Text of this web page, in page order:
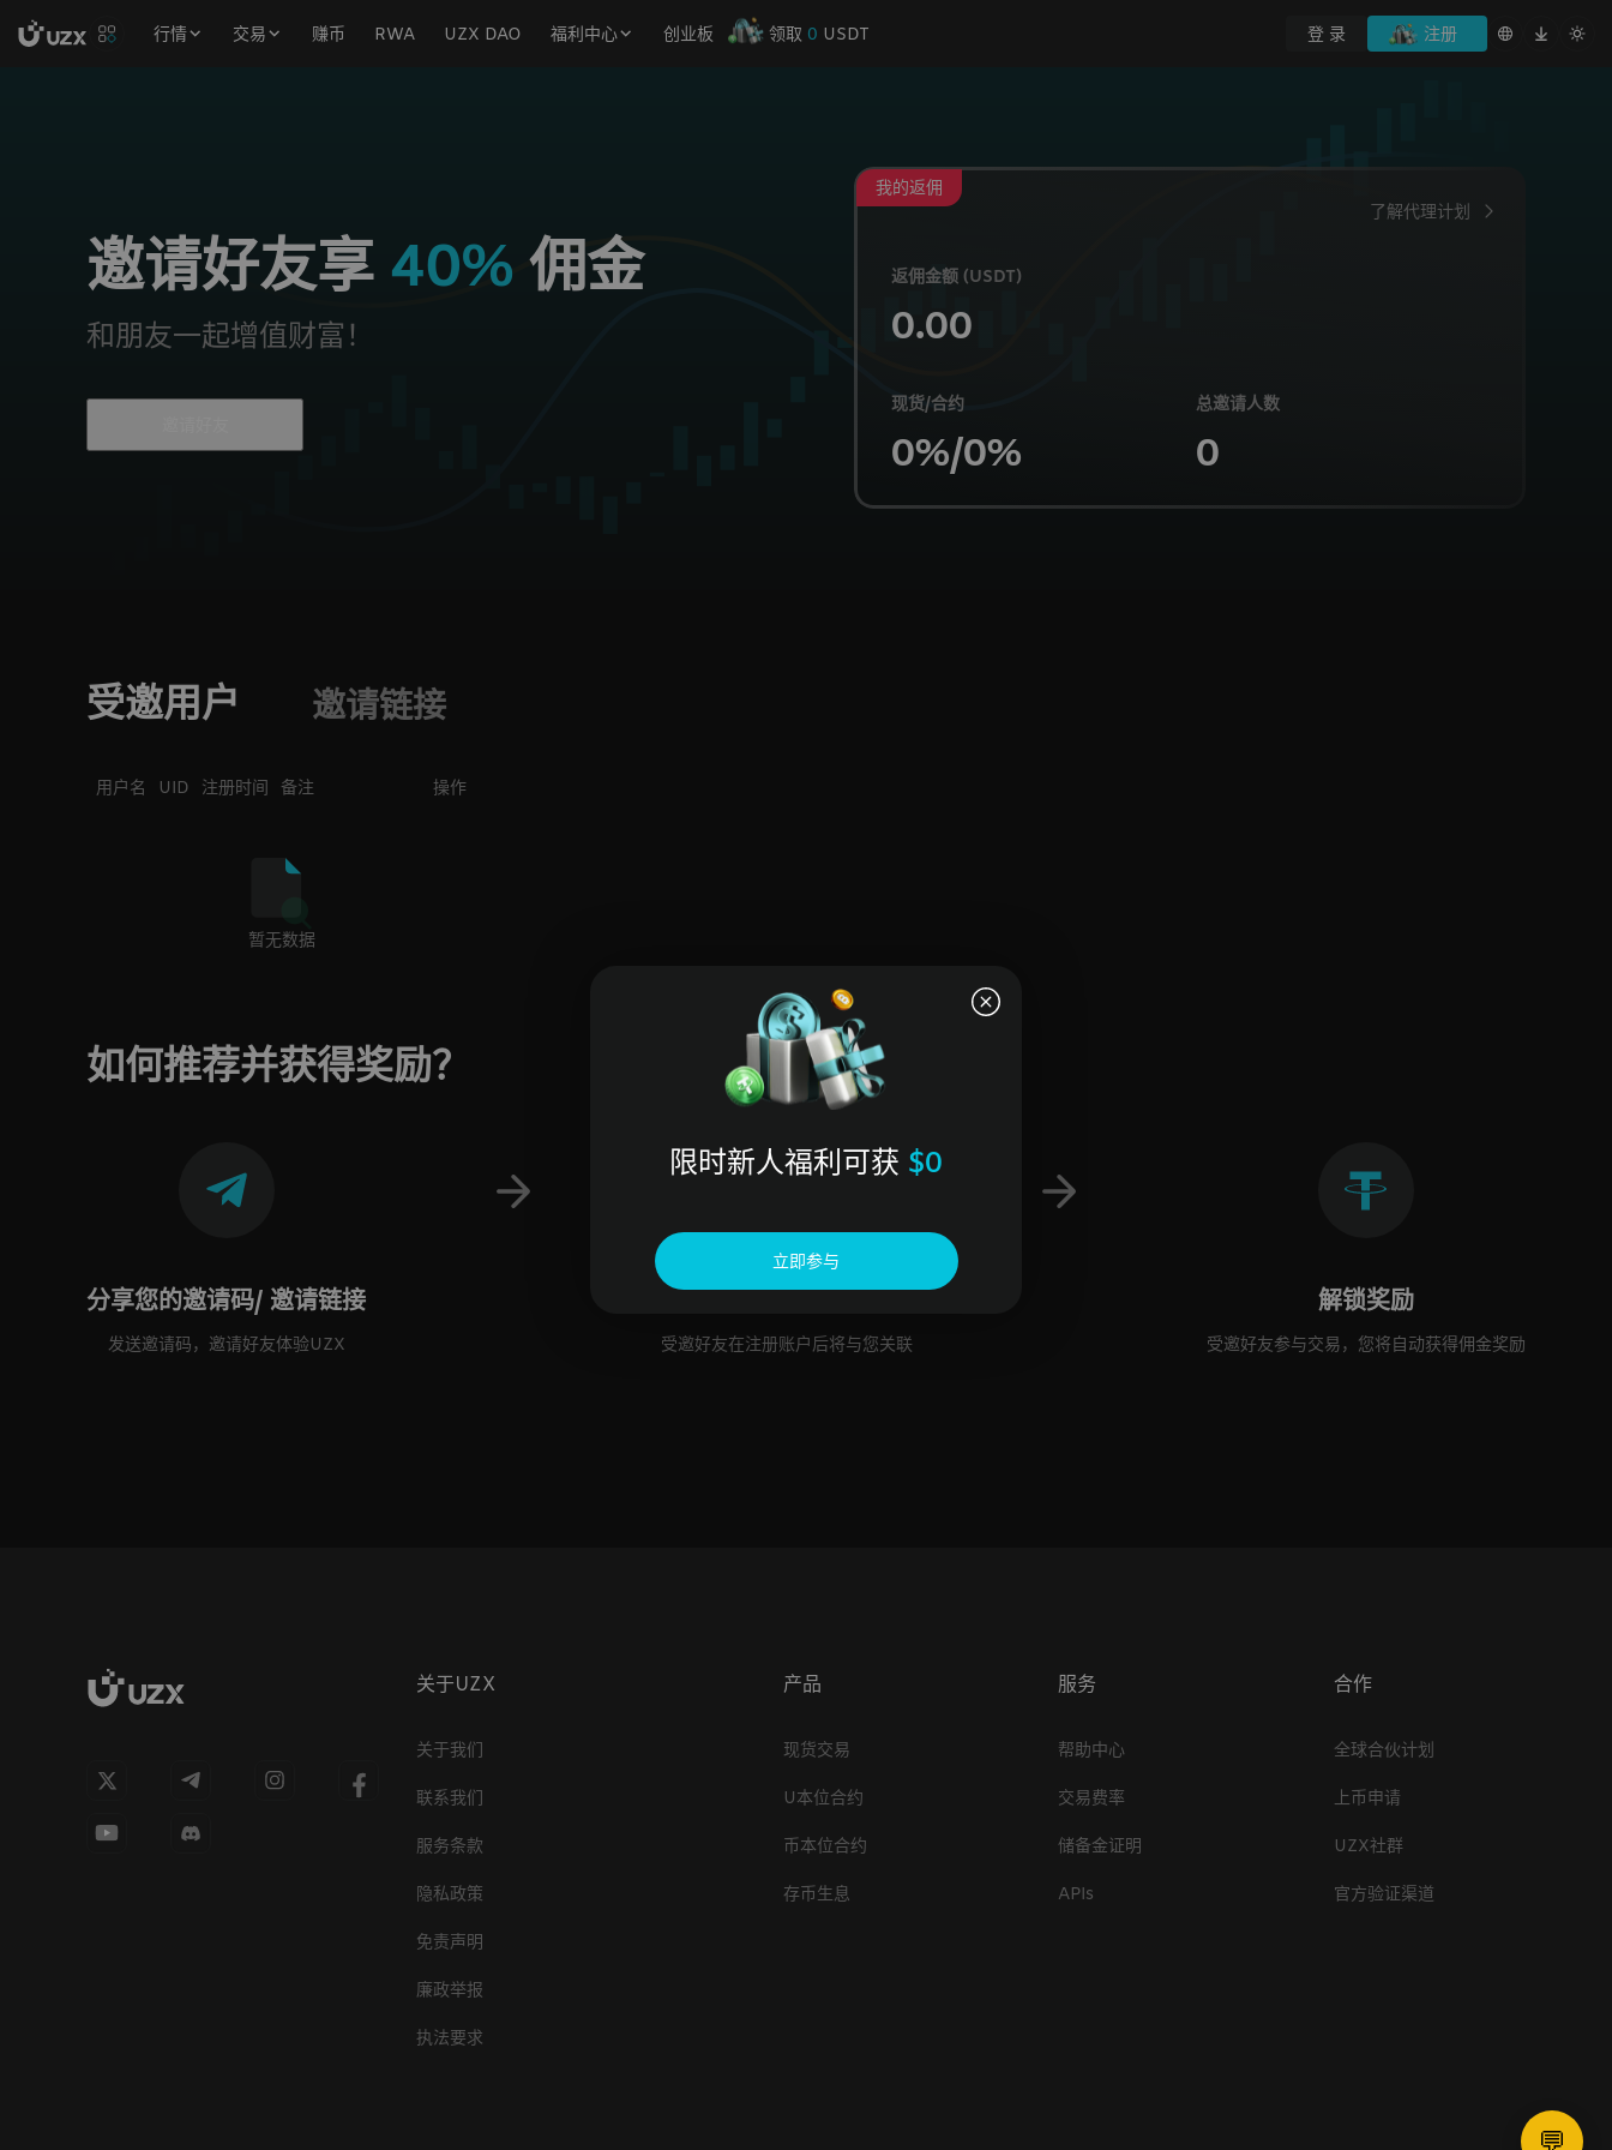
行情 交易 赚币 RWA UZX DAO 福利中心 创业板 领取 0 USDT 登 录 注册
邀请好友享 40% 佣金
和朋友一起增值财富！
我的返佣
了解代理计划
返佣金额 (USDT)
0.00
现货/合约
0%/0%
总邀请人数
0
受邀用户 邀请链接
用户名 UID 注册时间 备注 操作
暂无数据
如何推荐并获得奖励？
分享您的邀请码/ 邀请链接
发送邀请码，邀请好友体验UZX 受邀好友在注册账户后将与您关联
解锁奖励
受邀好友参与交易，您将自动获得佣金奖励
关于UZX
关于我们
联系我们
服务条款
隐私政策
免责声明
廉政举报
执法要求
产品
现货交易
U本位合约
币本位合约
存币生息
服务
帮助中心
交易费率
储备金证明
APIs
合作
全球合伙计划
上币申请
UZX社群
官方验证渠道
限时新人福利可获 $0
立即参与
💬